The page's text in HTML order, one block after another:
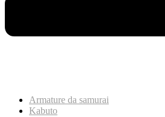
Armature da samurai
Kabuto